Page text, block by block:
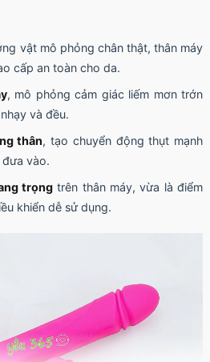
vật mô phỏng chân thật, thân máy
cấp an toàn cho da.
, mô phỏng cảm giác liếm mơn trớn
và đều.
thân, tạo chuyển động thụt mạnh
vào.
trọng trên thân máy, vừa là điểm
khiển dễ sử dụng.